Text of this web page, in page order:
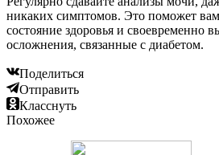
никаких симптомов. Это поможет
состояние здоровья и своевременно
осложнения, связанные с диабетом.
Поделиться
Отправить
Класснуть
Похожее